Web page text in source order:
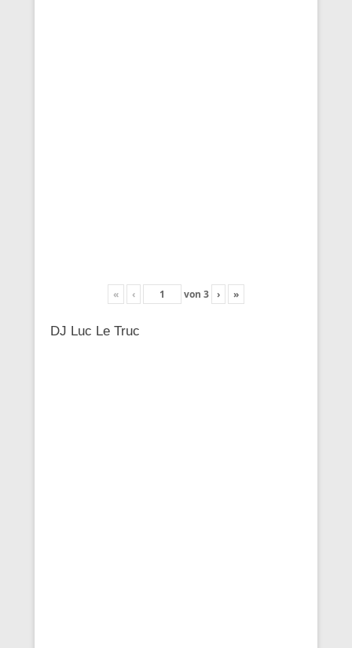
« ‹ von 3 › »
DJ Luc Le Truc